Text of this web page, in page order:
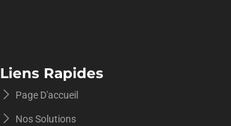
Liens Rapides
Page D'accueil
Nos Solutions